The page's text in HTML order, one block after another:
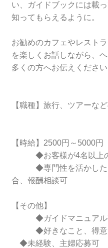
い、ガイドブックには載
知ってもらえるように。
お勧めのカフェやレスト
を楽しくお話しながら、
多くの方へお伝えください
【職種】旅行、ツアーな
【時給】2500円～5000円
◆お客様が4名以上の
◆専門性を活かしたガ
合、報酬相談可
【その他】
◆ガイドマニュアル
◆好きなこと、得意な
◆未経験、主婦応募可